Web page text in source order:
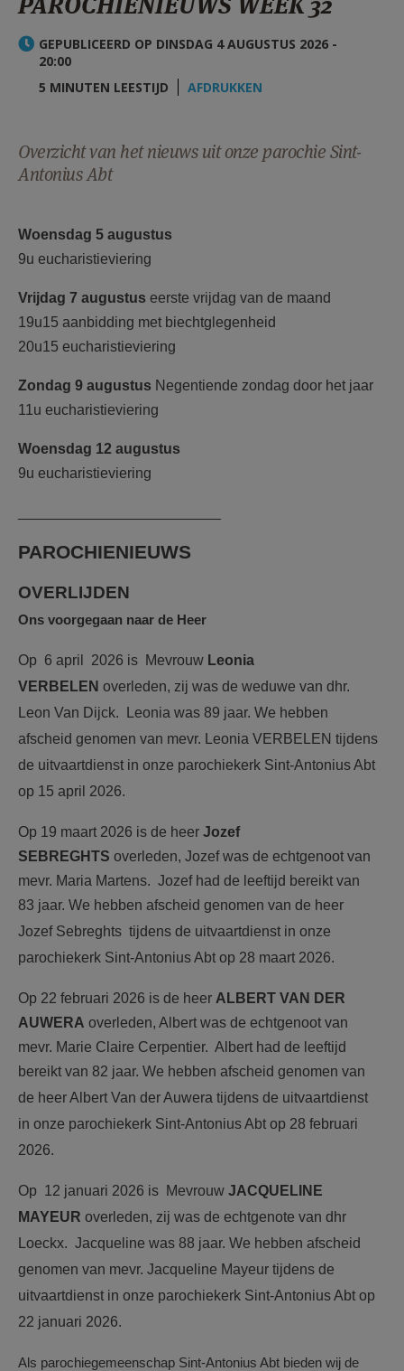
AANMELDEN OF REGISTREREN
GEPUBLICEERD OP DINSDAG 4 AUGUSTUS 2026 -
20:00
5 MINUTEN LEESTIJD
AFDRUKKEN
Overzicht van het nieuws uit onze parochie Sint-
Antonius Abt
Woensdag 5 augustus
9u eucharistieviering
Vrijdag 7 augustus eerste vrijdag van de maand
19u15 aanbidding met biechtglegenheid
20u15 eucharistieviering
Zondag 9 augustus Negentiende zondag door het jaar
11u eucharistieviering
Woensdag 12 augustus
9u eucharistieviering
PAROCHIENIEUWS
OVERLIJDEN
Ons voorgegaan naar de Heer
Op 6 april 2026 is Mevrouw Leonia
VERBELEN overleden, zij was de weduwe van dhr.
Leon Van Dijck. Leonia was 89 jaar. We hebben
afscheid genomen van mevr. Leonia VERBELEN tijdens
de uitvaartdienst in onze parochiekerk Sint-Antonius Abt
op 15 april 2026.
Op 19 maart 2026 is de heer Jozef
SEBREGHTS overleden, Jozef was de echtgenoot van
mevr. Maria Martens. Jozef had de leeftijd bereikt van
83 jaar. We hebben afscheid genomen van de heer
Jozef Sebreghts tijdens de uitvaartdienst in onze
parochiekerk Sint-Antonius Abt op 28 maart 2026.
Op 22 februari 2026 is de heer ALBERT VAN DER
AUWERA overleden, Albert was de echtgenoot van
mevr. Marie Claire Cerpentier. Albert had de leeftijd
bereikt van 82 jaar. We hebben afscheid genomen van
de heer Albert Van der Auwera tijdens de uitvaartdienst
in onze parochiekerk Sint-Antonius Abt op 28 februari
2026.
Op 12 januari 2026 is Mevrouw JACQUELINE
MAYEUR overleden, zij was de echtgenote van dhr
Loeckx. Jacqueline was 88 jaar. We hebben afscheid
genomen van mevr. Jacqueline Mayeur tijdens de
uitvaartdienst in onze parochiekerk Sint-Antonius Abt op
22 januari 2026.
Als parochiegemeenschap Sint-Antonius Abt bieden wij de